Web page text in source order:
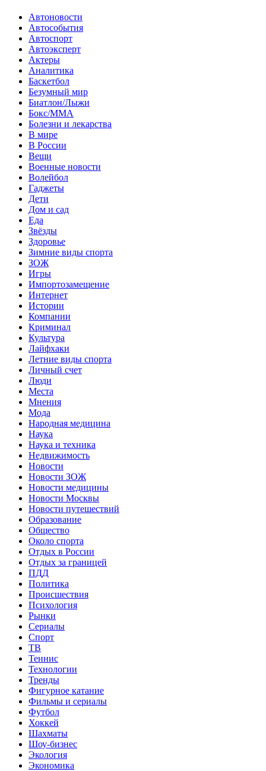
Автоновости
Автособытия
Автоспорт
Автоэксперт
Актеры
Аналитика
Баскетбол
Безумный мир
Биатлон/Лыжи
Бокс/MMA
Болезни и лекарства
В мире
В России
Вещи
Военные новости
Волейбол
Гаджеты
Дети
Дом и сад
Еда
Звёзды
Здоровье
Зимние виды спорта
ЗОЖ
Игры
Импортозамещение
Интернет
Истории
Компании
Криминал
Культура
Лайфхаки
Летние виды спорта
Личный счет
Люди
Места
Мнения
Мода
Народная медицина
Наука
Наука и техника
Недвижимость
Новости
Новости ЗОЖ
Новости медицины
Новости Москвы
Новости путешествий
Образование
Общество
Около спорта
Отдых в России
Отдых за границей
ПДД
Политика
Происшествия
Психология
Рынки
Сериалы
Спорт
ТВ
Теннис
Технологии
Тренды
Фигурное катание
Фильмы и сериалы
Футбол
Хоккей
Шахматы
Шоу-бизнес
Экология
Экономика